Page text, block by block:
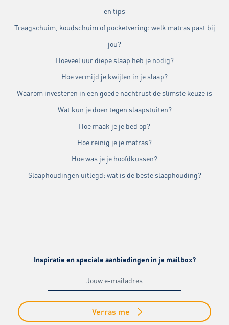
en tips
Traagschuim, koudschuim of pocketvering: welk matras past bij
jou?
Hoeveel uur diepe slaap heb je nodig?
Hoe vermijd je kwijlen in je slaap?
Waarom investeren in een goede nachtrust de slimste keuze is
Wat kun je doen tegen slaapstuiten?
Hoe maak je je bed op?
Hoe reinig je je matras?
Hoe was je je hoofdkussen?
Slaaphoudingen uitlegd: wat is de beste slaaphouding?
Inspiratie en speciale aanbiedingen in je mailbox?
Verras me